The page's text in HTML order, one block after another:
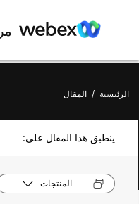
الرئيسية / المقال
ينطبق هذا المقال على:
المنتجات